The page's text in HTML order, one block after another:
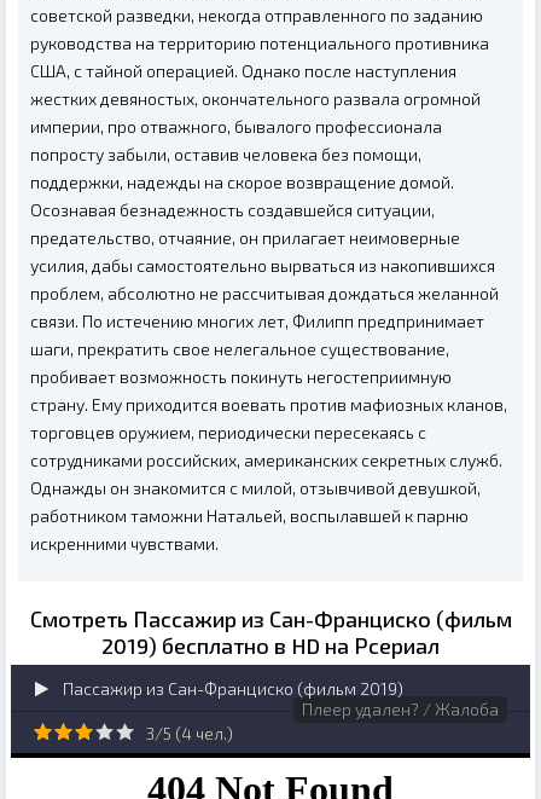
советской разведки, некогда отправленного по заданию
руководства на территорию потенциального противника
США, с тайной операцией. Однако после наступления
жестких девяностых, окончательного развала огромной
империи, про отважного, бывалого профессионала
попросту забыли, оставив человека без помощи,
поддержки, надежды на скорое возвращение домой.
Осознавая безнадежность создавшейся ситуации,
предательство, отчаяние, он прилагает неимоверные
усилия, дабы самостоятельно вырваться из накопившихся
проблем, абсолютно не рассчитывая дождаться желанной
связи. По истечению многих лет, Филипп предпринимает
шаги, прекратить свое нелегальное существование,
пробивает возможность покинуть негостеприимную
страну. Ему приходится воевать против мафиозных кланов,
торговцев оружием, периодически пересекаясь с
сотрудниками российских, американских секретных служб.
Однажды он знакомится с милой, отзывчивой девушкой,
работником таможни Натальей, воспылавшей к парню
искренними чувствами.
Смотреть Пассажир из Сан-Франциско (фильм
2019) бесплатно в HD на Рсериал
Пассажир из Сан-Франциско (фильм 2019)
Плеер удален? / Жалоба
3/5 (4 чел.)